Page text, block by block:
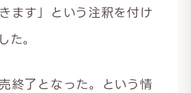
ます」という注釈を付け
た。
終了となった。という情